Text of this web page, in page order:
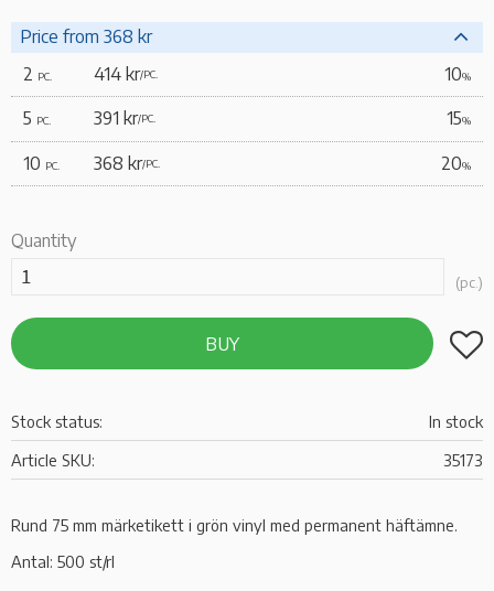
Price from 368 kr
2 PC. 414 kr/PC. 10%
5 PC. 391 kr/PC. 15%
10 PC. 368 kr/PC. 20%
Quantity
pc.
BUY Add
Stock status
In stock
Article SKU
35173
Rund 75 mm märketikett i grön vinyl med permanent häftämne.
Antal: 500 st/rl